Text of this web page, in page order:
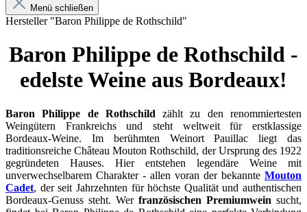
Menü schließen
Hersteller "Baron Philippe de Rothschild"
Baron Philippe de Rothschild -
edelste Weine aus Bordeaux!
Baron Philippe de Rothschild zählt zu den renommiertesten
Weingütern Frankreichs und steht weltweit für erstklassige
Bordeaux-Weine. Im berühmten Weinort Pauillac liegt das
traditionsreiche Château Mouton Rothschild, der Ursprung des 1922
gegründeten Hauses. Hier entstehen legendäre Weine mit
unverwechselbarem Charakter - allen voran der bekannte Mouton
Cadet, der seit Jahrzehnten für höchste Qualität und authentischen
Bordeaux-Genuss steht. Wer französischen Premiumwein sucht,